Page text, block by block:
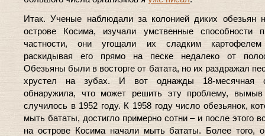
Итак. Ученые наблюдали за колонией диких обезьян
острове Косима, изучали умственные способности
частности, они угощали их сладким картофелем
раскидывая его прямо на песке недалеко от
Обезьяны были в восторге от батата, но их раздражал
хрустел на зубах. И вот однажды 18-месячная
обнаружила, что может решить эту проблему, вымыв
случилось в 1952 году. К 1958 году число обезьянок,
мыть бататы, достигло примерно сотни – и после этого
на острове Косима начали мыть бататы. Более того,